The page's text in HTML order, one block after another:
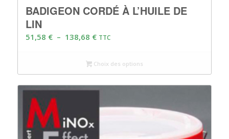
BADIGEON CORDÉ À L’HUILE DE
LIN
51,58 € – 138,68 €Plage
prix :
51,58 €
à
TTC
Choix des options